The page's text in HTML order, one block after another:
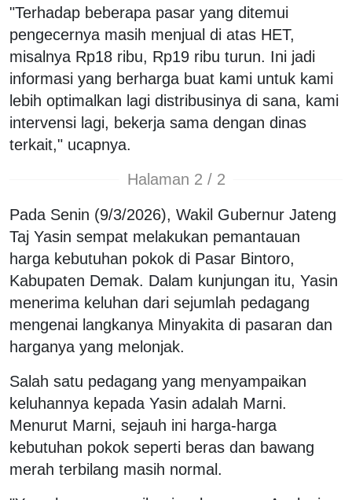
"Terhadap beberapa pasar yang ditemui
pengecernya masih menjual di atas HET,
misalnya Rp18 ribu, Rp19 ribu turun. Ini jadi
informasi yang berharga buat kami untuk kami
lebih optimalkan lagi distribusinya di sana, kami
intervensi lagi, bekerja sama dengan dinas
terkait," ucapnya.
Halaman 2 / 2
Pada Senin (9/3/2026), Wakil Gubernur Jateng
Taj Yasin sempat melakukan pemantauan
harga kebutuhan pokok di Pasar Bintoro,
Kabupaten Demak. Dalam kunjungan itu, Yasin
menerima keluhan dari sejumlah pedagang
mengenai langkanya Minyakita di pasaran dan
harganya yang melonjak.
Salah satu pedagang yang menyampaikan
keluhannya kepada Yasin adalah Marni.
Menurut Marni, sejauh ini harga-harga
kebutuhan pokok seperti beras dan bawang
merah terbilang masih normal.